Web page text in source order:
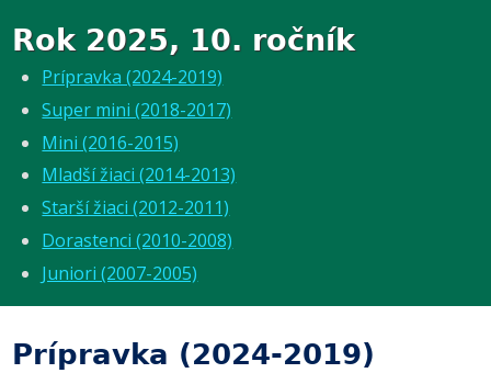
Rok 2025, 10. ročník
Prípravka (2024-2019)
Super mini (2018-2017)
Mini (2016-2015)
Mladší žiaci (2014-2013)
Starší žiaci (2012-2011)
Dorastenci (2010-2008)
Juniori (2007-2005)
Prípravka (2024-2019)